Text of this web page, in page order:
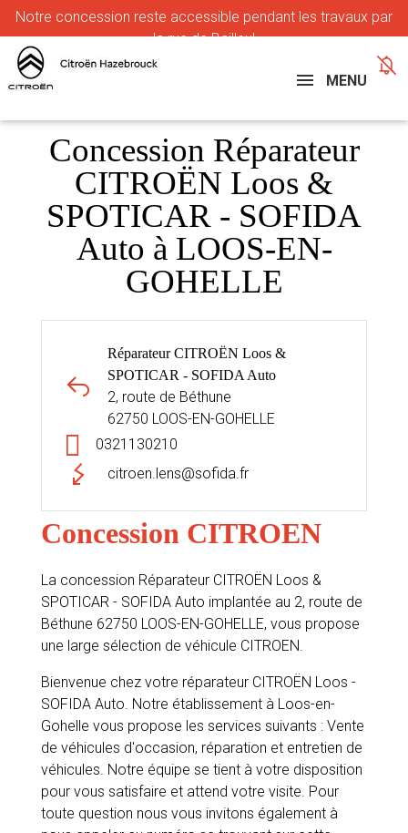
Notre concession reste accessible pendant les travaux par
la rue de Bailleul
MENU
Concession Réparateur
CITROËN Loos &
SPOTICAR - SOFIDA
Auto à LOOS-EN-
GOHELLE
Réparateur CITROËN Loos &
SPOTICAR - SOFIDA Auto
2, route de Béthune
62750 LOOS-EN-GOHELLE
0321130210
citroen.lens@sofida.fr
Concession CITROEN
La concession Réparateur CITROËN Loos &
SPOTICAR - SOFIDA Auto implantée au 2, route de
Béthune 62750 LOOS-EN-GOHELLE, vous propose
une large sélection de véhicule CITROEN.
Bienvenue chez votre réparateur CITROËN Loos -
SOFIDA Auto. Notre établissement à Loos-en-
Gohelle vous propose les services suivants : Vente
de véhicules d'occasion, réparation et entretien de
véhicules. Notre équipe se tient à votre disposition
pour vous satisfaire et attend votre visite. Pour
toute question nous vous invitons également à